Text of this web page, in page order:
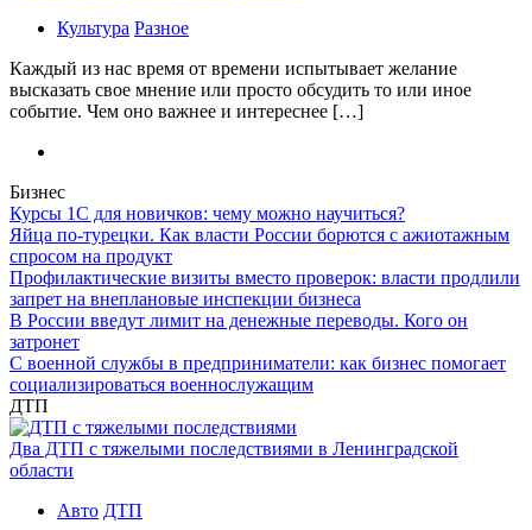
Культура Разное
Каждый из нас время от времени испытывает желание
высказать свое мнение или просто обсудить то или иное
событие. Чем оно важнее и интереснее […]
Бизнес
Курсы 1С для новичков: чему можно научиться?
Яйца по-турецки. Как власти России борются с ажиотажным
спросом на продукт
Профилактические визиты вместо проверок: власти продлили
запрет на внеплановые инспекции бизнеса
В России введут лимит на денежные переводы. Кого он
затронет
С военной службы в предприниматели: как бизнес помогает
социализироваться военнослужащим
ДТП
Два ДТП с тяжелыми последствиями в Ленинградской
области
Авто ДТП